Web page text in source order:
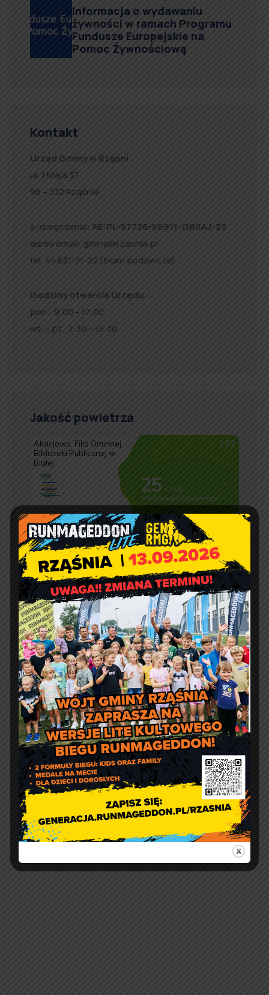
Informacja o wydawaniu
żywności w ramach Programu
Fundusze Europejskie na
Pomoc Żywnościową
Kontakt
Urząd Gminy w Rząśni
ul. 1 Maja 37
98 – 332 Rząśnia
e-doręczenia: AE:PL-57726-56911-GBSAJ-23
adres email: gmina@rzasnia.pl
tel. 44 631-71-22 (biuro podawcze)
Godziny otwarcia Urzędu:
pon.: 9:00 – 17:00
wt. – pt.: 7:30 – 15:30
Jakość powietrza